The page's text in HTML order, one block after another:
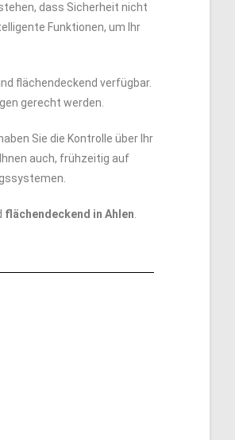
dass Sicherheit nicht
Funktionen, um Ihr
flächendeckend verfügbar.
gerecht werden.
haben Sie die Kontrolle über Ihr
auch, frühzeitig auf
flächendeckend in Ahlen